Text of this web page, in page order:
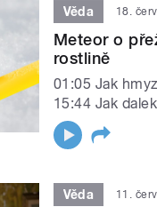
Věda 18.
Meteor o
rostlině
01:05 Jak
15:44 Jak
Věda 11.